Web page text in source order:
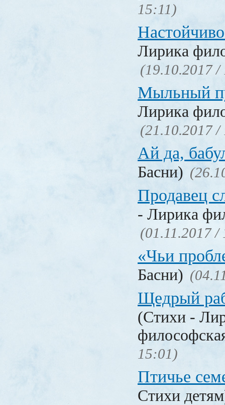
15:11)
Лирика
(19.10.2017 /
Мыльный
Лирика
(21.10.2017 /
Ай да,
Басни)
Продавец
- Лирика
(01.11.2017 /
«Чьи
Басни)
Щедрый
(Стихи -
15:01)
Птичье
Стихи